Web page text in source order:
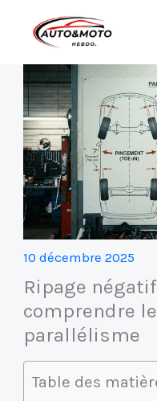
10 décembre 2025
Ripage
comprendre
parallélisme
Table des